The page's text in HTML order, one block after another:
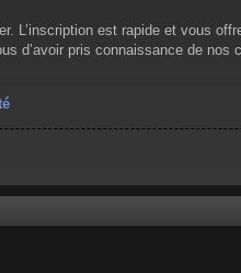
L’inscription est rapide et vous
d’avoir pris connaissance de